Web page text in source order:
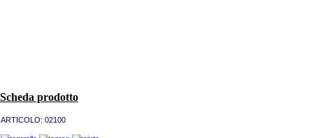
Scheda prodotto
ARTICOLO: 02100